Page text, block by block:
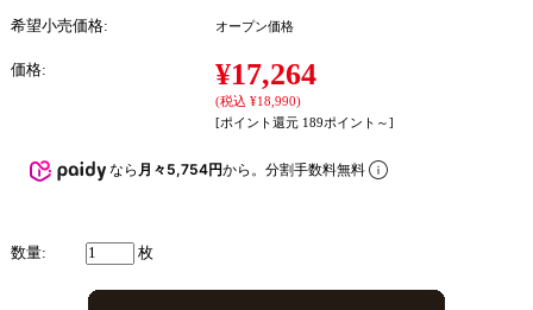
希望小売価格: オープン価格
価格: ¥17,264
(税込 ¥18,990)
[ポイント還元 189ポイント～]
なら 月々5,754円から。分割手数料無料
数量: 枚